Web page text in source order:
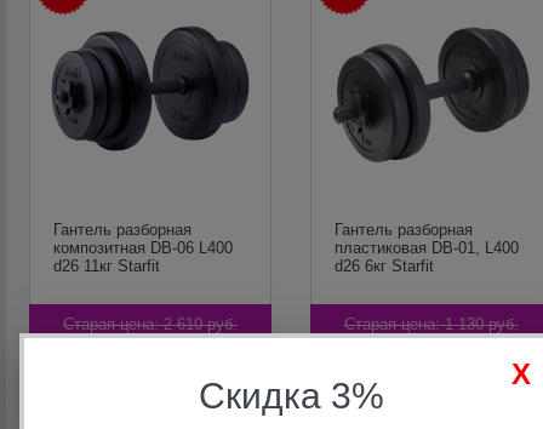
Гантель разборная
композитная DB-06 L400
d26 11кг Starfit
Старая цена: 2 610 руб.
Гантель разборная
пластиковая DB-01, L400
d26 6кг Starfit
Старая цена: 1 130 руб.
Скидка 3%